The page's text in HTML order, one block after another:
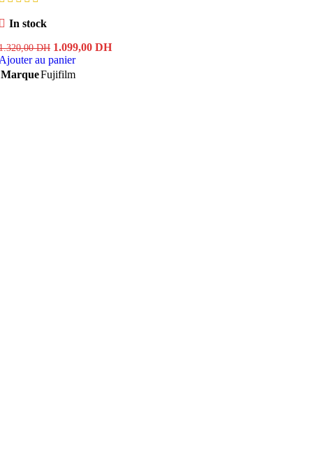
In stock
DH Le
prix
initial
était :
1.099,00 DHLe
au panier
MarqueFujifilm